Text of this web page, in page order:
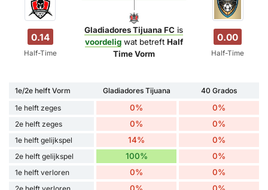
0.14
Half-Time
Gladiadores Tijuana FC is
voordeligwat betreft Half
Time Vorm
0.00
Half-Time
1e/2e helft Vorm Gladiadores Tijuana
40 Grados
1e helft zeges
0% 0%
2e helft zeges 0% 0%
1e helft gelijkspel 14% 0%
2e helft gelijkspel 100% 0%
1e helft verloren 0% 0%